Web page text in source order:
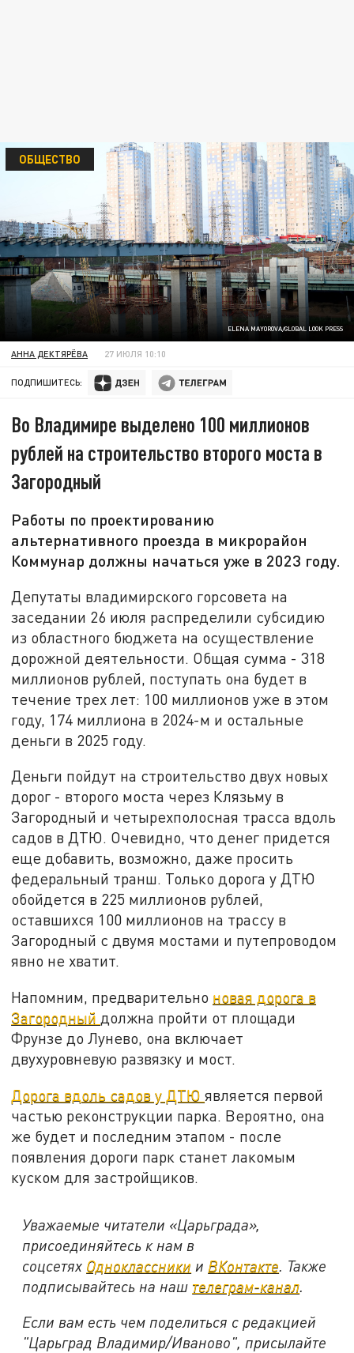
ELENA MAYOROVA/GLOBAL LOOK PRESS
ОБЩЕСТВО
АННА ДЕКТЯРЁВА 27 ИЮЛЯ 10:10
ПОДПИШИТЕСЬ:
Во Владимире выделено 100 миллионов
рублей на строительство второго моста в
Загородный
Работы по проектированию
альтернативного проезда в микрорайон
Коммунар должны начаться уже в 2023 году.
Депутаты владимирского горсовета на
заседании 26 июля распределили субсидию
из областного бюджета на осуществление
дорожной деятельности. Общая сумма - 318
миллионов рублей, поступать она будет в
течение трех лет: 100 миллионов уже в этом
году, 174 миллиона в 2024-м и остальные
деньги в 2025 году.
Деньги пойдут на строительство двух новых
дорог - второго моста через Клязьму в
Загородный и четырехполосная трасса вдоль
садов в ДТЮ. Очевидно, что денег придется
еще добавить, возможно, даже просить
федеральный транш. Только дорога у ДТЮ
обойдется в 225 миллионов рублей,
оставшихся 100 миллионов на трассу в
Загородный с двумя мостами и путепроводом
явно не хватит.
Напомним, предварительно новая дорога в
Загородный должна пройти от площади
Фрунзе до Лунево, она включает
двухуровневую развязку и мост.
Дорога вдоль садов у ДТЮявляется первой
частью реконструкции парка. Вероятно, она
же будет и последним этапом - после
появления дороги парк станет лакомым
куском для застройщиков.
Уважаемые читатели «Царьграда»,
присоединяйтесь к нам в
соцсетях Одноклассники и ВКонтакте . Также
подписывайтесь на наш телеграм-канал
Если вам есть чем поделиться с редакцией
"Царьград Владимир/Иваново", присылайте